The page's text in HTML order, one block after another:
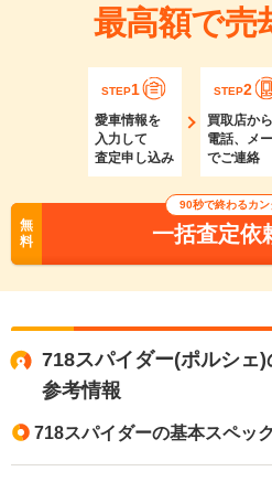
最高額で売
STEP1
愛車情報を
入力して
査定申し込み
STEP2
買取店から
電話、メ
でご連絡
無
料
90秒で終わるカン
一括査定依
718スパイダー(ポルシェ
参考情報
718スパイダーの基本スペック